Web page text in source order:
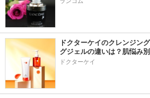
ドクターケイのクレンジン
グジェルの違いは？肌悩み
ドクターケイ